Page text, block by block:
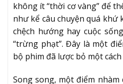
không ít “thời cơ vàng” để
như kể câu chuyện quá khứ
chệch hướng hay cuộc
“trừng phạt”. Đây là một
bộ phim đã lược bỏ một
Song song, một điểm